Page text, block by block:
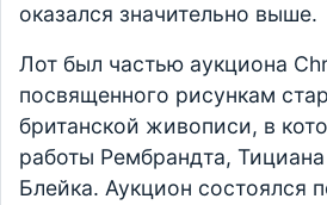
оказался значительно выше.
Лот был частью аукциона
посвященного рисункам
британской живописи, в
работы Рембрандта,
Блейка. Аукцион состоялся